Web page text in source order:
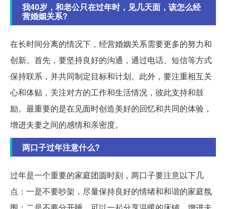
我40岁，和老公只在过年时，见几天面，该怎么经
营婚姻关系?
在长时间分离的情况下，经营婚姻关系需要更多的努力和
创新。首先，要坚持良好的沟通，通过电话、短信等方式
保持联系，并共同制定目标和计划。此外，要注重相互关
心和体贴，关注对方的工作和生活情况，彼此支持和鼓
励。最重要的是在见面时创造美好的回忆和共同的体验，
增进夫妻之间的感情和亲密度。
两口子过年注意什么?
过年是一个重要的家庭团圆时刻，两口子要注意以下几
点：一是不要吵架，尽量保持良好的情绪和和谐的家庭氛